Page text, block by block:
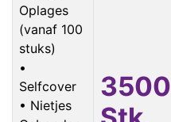
Oplages
(vanaf 100
stuks)
•
Selfcover
• Nietjes
3500